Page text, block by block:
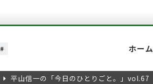
ホーム
平山信一の「今日のひとりごと。」vol.67